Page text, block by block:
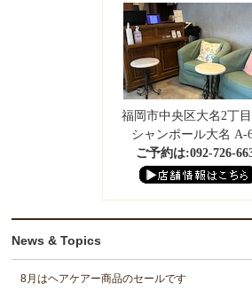
福岡市中央区大名2丁
シャンポール大名 A-
ご予約は:092-726-
News & Topics
8月はヘアケアー商品のセールです